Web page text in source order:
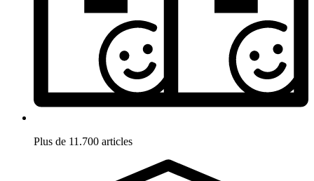
Plus de 11.700 articles